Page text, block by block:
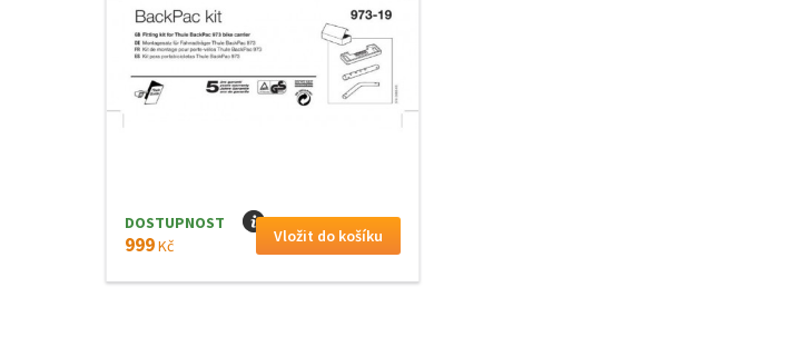
DOSTUPNOST I
999Kč